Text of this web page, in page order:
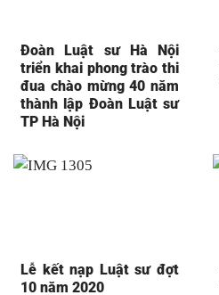
Đoàn Luật sư Hà Nội
triển khai phong trào thi
đua chào mừng 40 năm
thành lập Đoàn Luật sư
TP Hà Nội
Lễ kết nạp Luật sư đợt
10 năm 2020